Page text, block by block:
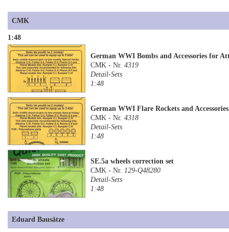
CMK
1:48
German WWI Bombs and Accessories for
CMK - Nr.4319
Detail-Sets
1:48
German WWI Flare Rockets and
CMK - Nr.4318
Detail-Sets
1:48
SE.5a wheels correction set
CMK - Nr. 129-Q48280
Detail-Sets
1:48
Eduard Bausätze